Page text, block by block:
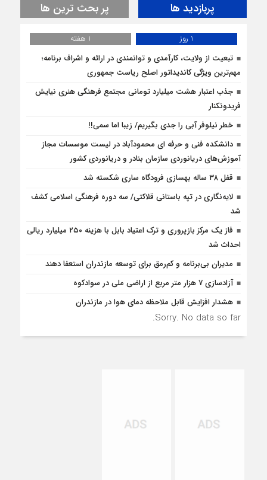
پربازدید ها پر بحث ترین ها
1 روز
1 هفته
تبعیت از ولایت، کارآمدی و توانمندی در ارائه و اشراف برنامه؛
مهم‌ترین ویژگی کاندیداتور اصلح ریاست جمهوری
جذب اعتبار هشت میلیارد تومانی مجتمع فرهنگی هنری نیایش
فریدونکنار
خطر نیلوفر آبی را جدی بگیریم/ زیبا اما سمی!!
دانشکده فنی و حرفه ای محمودآباد در لیست موسسات مجاز
آموزش‌های دریانوردی سازمان بنادر و دریانوردی کشور
قفل ۳۸ ساله بهسازی فرودگاه ساری شکسته شد
لایه‌نگاری در تپه باستانی قلاکتی/ سه دوره فرهنگی اسلامی کشف
شد
فاز یک مرکز بازپروری و ترک اعتیاد بابل با هزینه ۲۵۰ میلیارد ریالی
احداث شد
مدیران بی‌برنامه و کم‌رمق برای توسعه مازندران استعفا دهند
آزادسازی 7 هزار متر مربع از اراضی ملی در سوادکوه
هشدار افزایش قابل ملاحظه دمای هوا در مازندران
Sorry. No data so far.